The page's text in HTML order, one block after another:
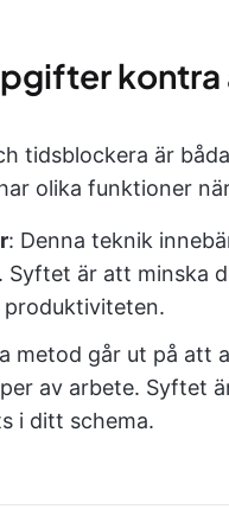
tidsblockera är
olika funktioner
: Denna teknik
är att minska
metod går ut på att
av arbete. Syftet
i ditt schema.